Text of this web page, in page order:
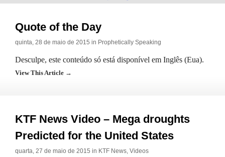
Quote of the Day
quinta, 28 de maio de 2015 in Prophetically Speaking
Desculpe, este conteúdo só está disponível em Inglês (Eua).
View This Article →
KTF News Video – Mega droughts
Predicted for the United States
quarta, 27 de maio de 2015 in KTF News, Videos